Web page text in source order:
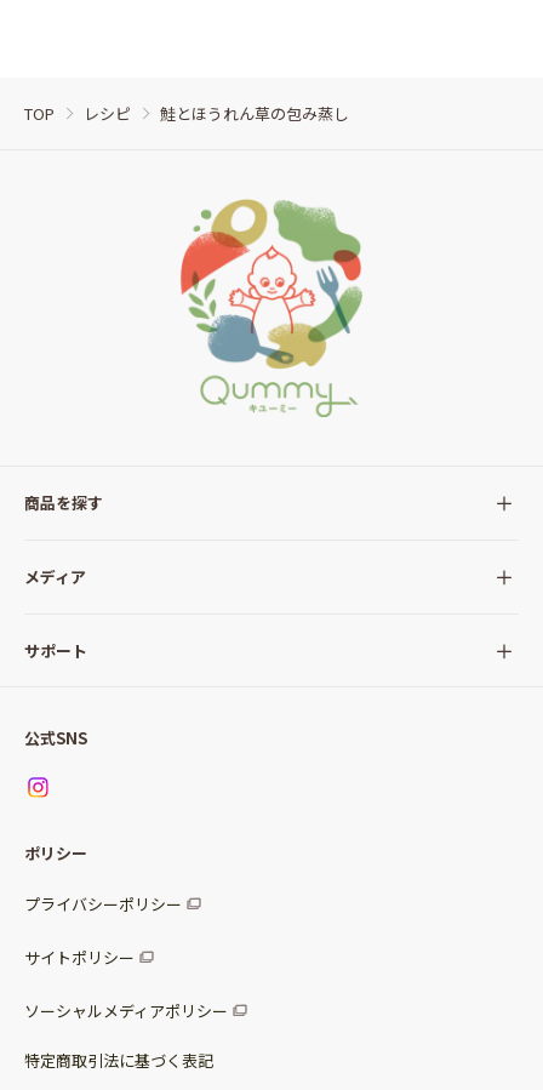
TOP レシピ 鮭とほうれん草の包み蒸し
商品を探す
全ての商品
サラダ
パッケージサラダ
惣菜サラダ
調味料
メディア
Qummy(キユーミー)について
サポート
お問い合わせ
公式SNS
ポリシー
プライバシーポリシー
サイトポリシー
ソーシャルメディアポリシー
特定商取引法に基づく表記